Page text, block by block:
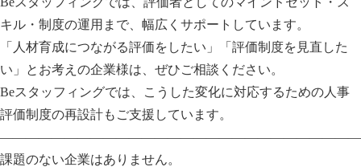
キル・制度の運用まで、幅広くサポートしています。
「人材育成につながる評価をしたい」「評価制度を見直した
い」とお考えの企業様は、ぜひご相談ください。
Beスタッフィングでは、こうした変化に対応するための人事
評価制度の再設計もご支援しています。
課題のない企業はありません。